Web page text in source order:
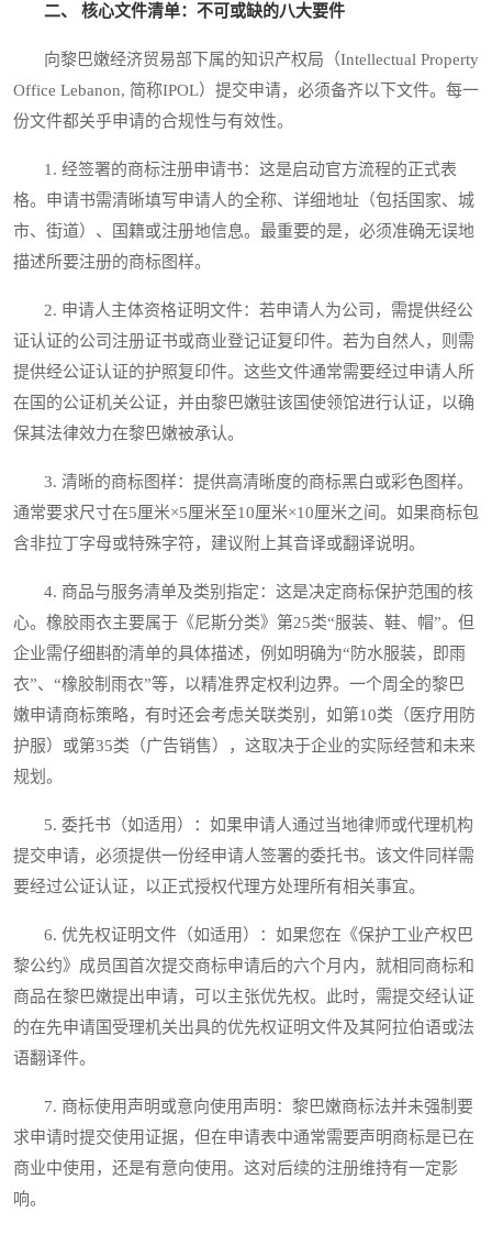
二、 核心文件清单：不可或缺的八大要件
向黎巴嫩经济贸易部下属的知识产权局（Intellectual Property
Office Lebanon, 简称IPOL）提交申请，必须备齐以下文件。每一
份文件都关乎申请的合规性与有效性。
1. 经签署的商标注册申请书：这是启动官方流程的正式表
格。申请书需清晰填写申请人的全称、详细地址（包括国家、城
市、街道）、国籍或注册地信息。最重要的是，必须准确无误地
描述所要注册的商标图样。
2. 申请人主体资格证明文件：若申请人为公司，需提供经公
证认证的公司注册证书或商业登记证复印件。若为自然人，则需
提供经公证认证的护照复印件。这些文件通常需要经过申请人所
在国的公证机关公证，并由黎巴嫩驻该国使领馆进行认证，以确
保其法律效力在黎巴嫩被承认。
3. 清晰的商标图样：提供高清晰度的商标黑白或彩色图样。
通常要求尺寸在5厘米×5厘米至10厘米×10厘米之间。如果商标包
含非拉丁字母或特殊字符，建议附上其音译或翻译说明。
4. 商品与服务清单及类别指定：这是决定商标保护范围的核
心。橡胶雨衣主要属于《尼斯分类》第25类“服装、鞋、帽”。但
企业需仔细斟酌清单的具体描述，例如明确为“防水服装，即雨
衣”、“橡胶制雨衣”等，以精准界定权利边界。一个周全的黎巴
嫩申请商标策略，有时还会考虑关联类别，如第10类（医疗用防
护服）或第35类（广告销售），这取决于企业的实际经营和未来
规划。
5. 委托书（如适用）：如果申请人通过当地律师或代理机构
提交申请，必须提供一份经申请人签署的委托书。该文件同样需
要经过公证认证，以正式授权代理方处理所有相关事宜。
6. 优先权证明文件（如适用）：如果您在《保护工业产权巴
黎公约》成员国首次提交商标申请后的六个月内，就相同商标和
商品在黎巴嫩提出申请，可以主张优先权。此时，需提交经认证
的在先申请国受理机关出具的优先权证明文件及其阿拉伯语或法
语翻译件。
7. 商标使用声明或意向使用声明：黎巴嫩商标法并未强制要
求申请时提交使用证据，但在申请表中通常需要声明商标是已在
商业中使用，还是有意向使用。这对后续的注册维持有一定影
响。